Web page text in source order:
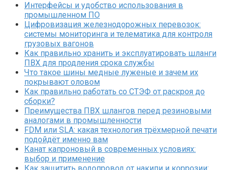
Интерфейсы и удобство использования в
промышленном ПО
Цифровизация железнодорожных перевозок:
системы мониторинга и телематика для контроля
грузовых вагонов
Как правильно хранить и эксплуатировать шланги
ПВХ для продления срока службы
Что такое шины медные луженые и зачем их
покрывают оловом
Как правильно работать со СТЭФ от раскроя до
сборки?
Преимущества ПВХ шлангов перед резиновыми
аналогами в промышленности
FDM или SLA: какая технология трёхмерной печати
подойдёт именно вам
Канат капроновый в современных условиях:
выбор и применение